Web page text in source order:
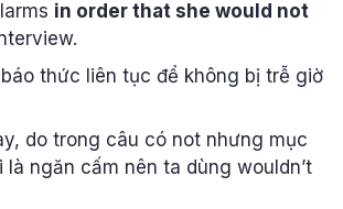
in order that she would not
thức liên tục để không bị trễ giờ
do trong câu có not nhưng mục
là ngăn cấm nên ta dùng wouldn’t